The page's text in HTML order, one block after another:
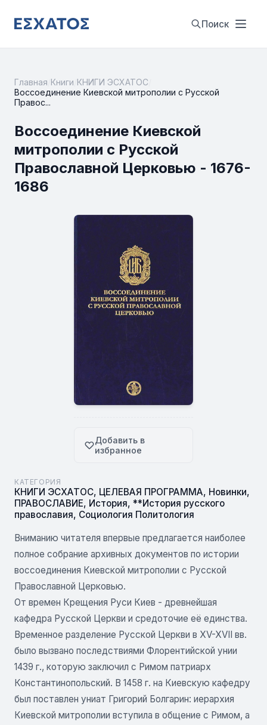
Поиск
Главная Книги КНИГИ ЭСХАТОС
Воссоединение Киевской митрополии с Русской
Правос...
Воссоединение Киевской
митрополии с Русской
Православной Церковью - 1676-
1686
Добавить в
избранное
КАТЕГОРИЯ
КНИГИ ЭСХАТОС, ЦЕЛЕВАЯ ПРОГРАММА, Новинки,
ПРАВОСЛАВИЕ, История, **История русского
православия, Социология Политология
Вниманию читателя впервые предлагается наиболее
полное собрание архивных документов по истории
воссоединения Киевской митрополии с Русской
Православной Церковью.
От времен Крещения Руси Киев - древнейшая
кафедра Русской Церкви и средоточие её единства.
Временное разделение Русской Церкви в XV-XVII вв.
было вызвано последствиями Флорентийской унии
1439 г., которую заключил с Римом патриарх
Константинопольский. В 1458 г. на Киевскую кафедру
был поставлен униат Григорий Болгарин: иерархия
Киевской митрополии вступила в общение с Римом, а